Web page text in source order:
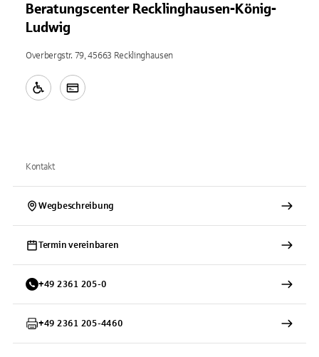
Beratungscenter Recklinghausen-König-
Ludwig
Overbergstr. 79, 45663 Recklinghausen
Kontakt
Wegbeschreibung
Termin vereinbaren
+49 2361 205-0
+49 2361 205-4460